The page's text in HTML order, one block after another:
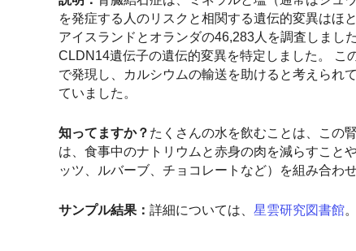
を発症する人のリスクと相関する遺伝的変異はほ
アイスランドとオランダの46,283人を調査しまし
CLDN14遺伝子の遺伝的変異を特定しました。 こ
で発現し、カルシウムの輸送を助けると考えられ
ていました。
知ってますか？ たくさんの水を飲むことは、この
は、食事中のナトリウムと赤身の肉を減らすこと
ッツ、ルバーブ、チョコレートなど）を組み合わ
サンプル結果： 詳細については、 星雲研究図書館。